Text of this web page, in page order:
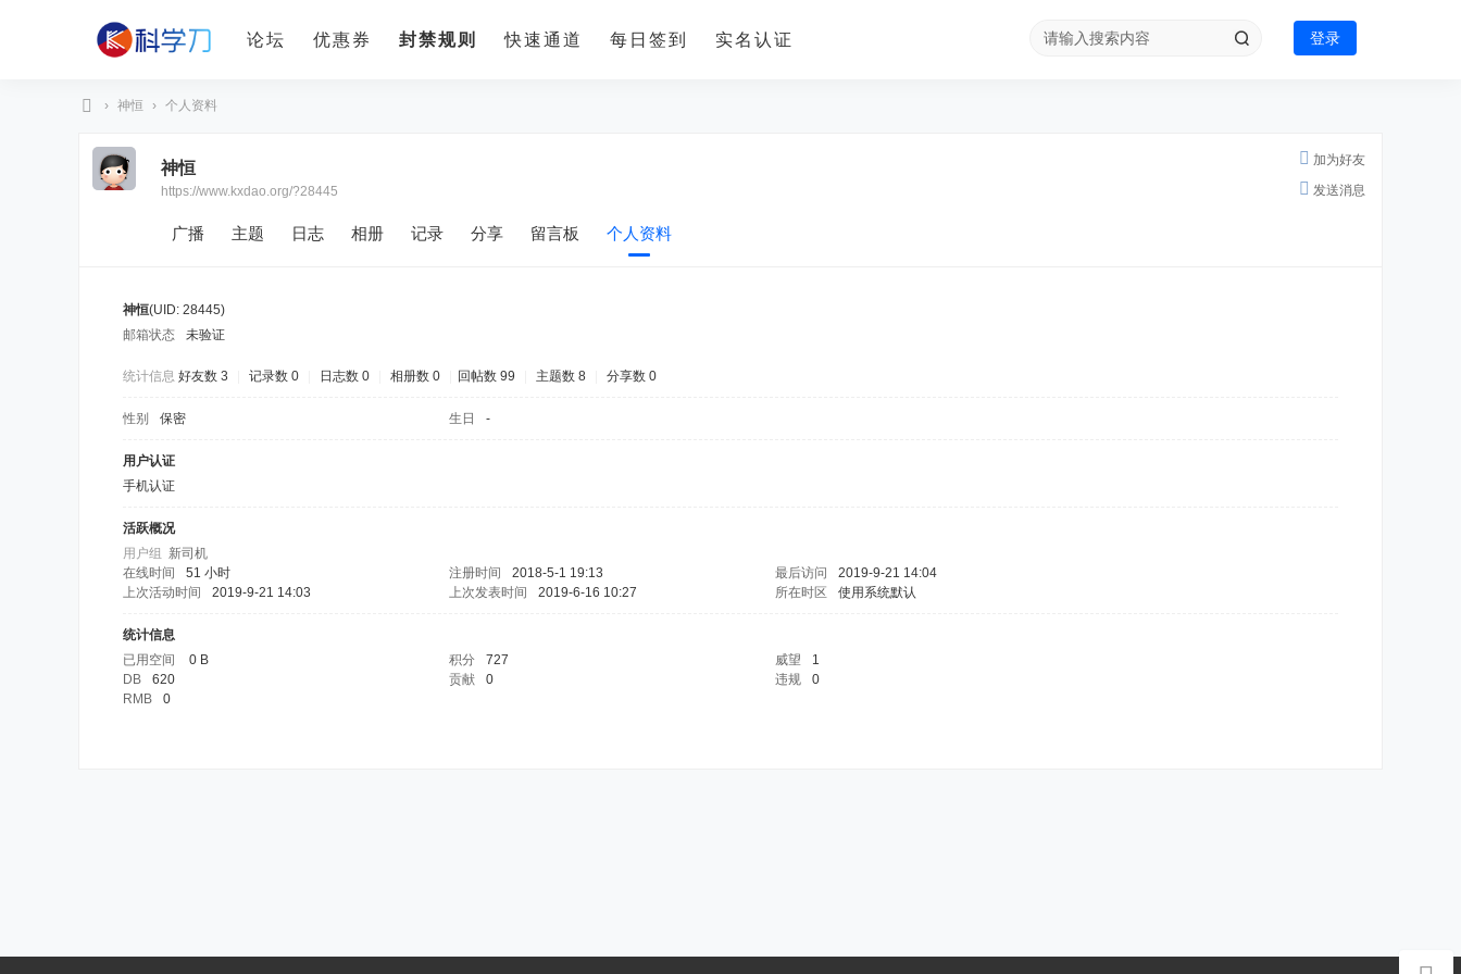
论坛 优惠券 封禁规则 快速通道 每日签到 实名认证 登录
› 神恒 › 个人资料
加为好友
发送消息
神恒
https://www.kxdao.org/?28445
广播 主题 日志 相册 记录 分享 留言板 个人资料
神恒(UID: 28445)
邮箱状态
未验证
统计信息 好友数 3 记录数 0 日志数 0 相册数 0 回帖数 99 主题数 8 分享数 0
性别 保密 生日 -
用户认证
手机认证
活跃概况
用户组 新司机
在线时间
51 小时 注册时间 2018-5-1 19:13 最后访问
2019-9-21 14:04
上次活动时间
2019-9-21 14:03 上次发表时间 2019-6-16 10:27 所在时区 使用系统默认
统计信息
已用空间
0 B 积分 727 威望
1
DB
620 贡献 0 违规
0
RMB
0